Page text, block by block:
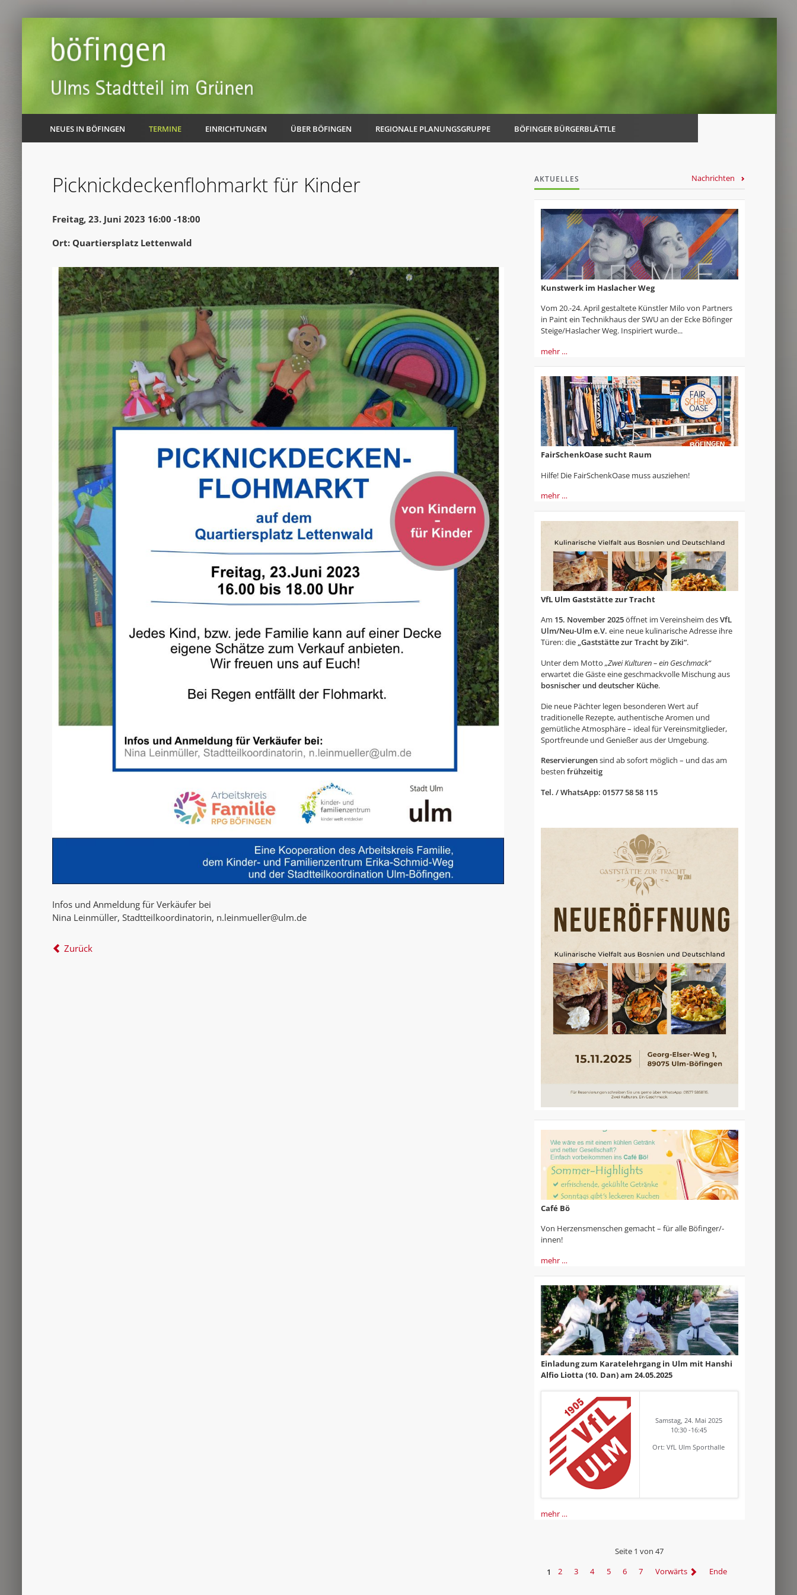
NEUES IN BÖFINGEN TERMINE EINRICHTUNGEN ÜBER BÖFINGEN REGIONALE PLANUNGSGRUPPE
AK Internet
AK Unterwegs in Böfingen
BÖFINGER BÜRGERBLÄTTLE
Picknickdeckenflohmarkt für Kinder
Freitag, 23. Juni 2023 16:00 -18:00
Ort: Quartiersplatz Lettenwald
Infos und Anmeldung für Verkäufer bei
Nina Leinmüller, Stadtteilkoordinatorin, n.leinmueller@ulm.de
Zurück
AKTUELLES Nachrichten
Kunstwerk im Haslacher Weg
Vom 20.-24. April gestaltete Künstler Milo von Partners
in Paint ein Technikhaus der SWU an der Ecke Böfinger
Steige/Haslacher Weg. Inspiriert wurde...
mehr …
FairSchenkOase sucht Raum
Hilfe! Die FairSchenkOase muss ausziehen!
mehr …
VfL Ulm Gaststätte zur Tracht
Am 15. November 2025öffnet im Vereinsheim desVfL
Ulm/Neu-Ulm e.V. eine neue kulinarische Adresse ihre
Türen: die „Gaststätte zur Tracht by Ziki“.
Unter dem Motto „Zwei Kulturen – ein Geschmack“
erwartet die Gäste eine geschmackvolle Mischung aus
bosnischer und deutscher Küche.
Die neue Pächter legen besonderen Wert auf
traditionelle Rezepte, authentische Aromen und
gemütliche Atmosphäre – ideal für Vereinsmitglieder,
Sportfreunde und Genießer aus der Umgebung.
Reservierungensind ab sofort möglich – und das am
besten frühzeitig
Tel. / WhatsApp: 01577 58 58 115
Café Bö
Von Herzensmenschen gemacht – für alle Böfinger/-
innen!
mehr …
Einladung zum Karatelehrgang in Ulm mit Hanshi
Alfio Liotta (10. Dan) am 24.05.2025
Samstag, 24. Mai 2025
10:30 -16:45
Ort: VfL Ulm Sporthalle
mehr …
Seite 1 von 47
1
2 3 4 5 6 7 Vorwärts Ende